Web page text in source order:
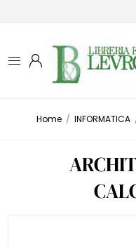
Home / INFORMATICA